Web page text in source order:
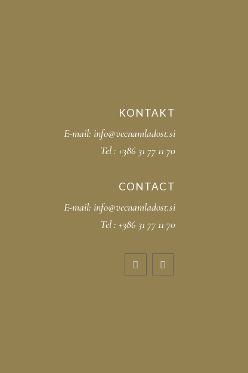
KONTAKT
E-mail: info@vecnamladost.si
Tel : +386 31 77 11 70
CONTACT
E-mail: info@vecnamladost.si
Tel : +386 31 77 11 70